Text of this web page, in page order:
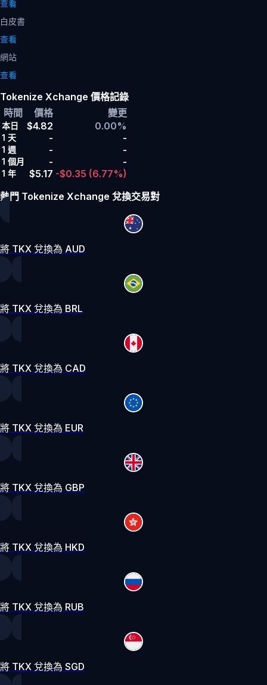
查看
白皮書
查看
網站
查看
Tokenize Xchange 價格記錄
時間
價格 變更
本日 $4.82 0.00%
1 天 - -
1 週 - -
1 個月 - -
1 年 $5.17 -$0.35 (6.77%)
熱門 Tokenize Xchange 兌換交易對
將 TKX 兌換為 AUD
將 TKX 兌換為 BRL
將 TKX 兌換為 CAD
將 TKX 兌換為 EUR
將 TKX 兌換為 GBP
將 TKX 兌換為 HKD
將 TKX 兌換為 RUB
將 TKX 兌換為 SGD